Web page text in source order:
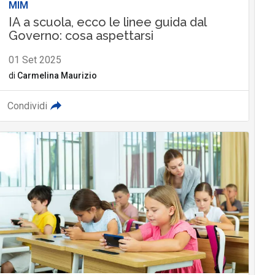
MIM
IA a scuola, ecco le linee guida dal
Governo: cosa aspettarsi
01 Set 2025
di Carmelina Maurizio
Condividi